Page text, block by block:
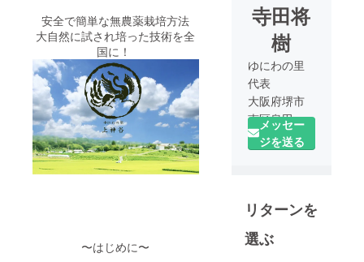
安全で簡単な無農薬栽培方法
大自然に試され培った技術を全
国に！
〜はじめに〜
寺田将
樹
ゆにわの里
代表
大阪府堺市
南区泉田中
2714-2
お米、小
栽培してい
斎庭の里の
メッセー
ジを送る
リターンを
選ぶ